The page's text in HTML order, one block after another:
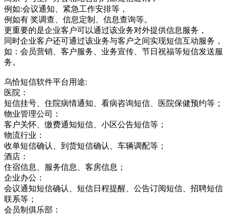
例如:会议通知、紧急工作安排等，
例如有 奖调查、信息定制、信息查询等。
更重要的是企业客户可以通过该业务对外提供信息服务，
同时企业客户还可通过该业务与客户之间实现短信互动服务，
如：会员营销、客户服务、业务宣传、节日祝福等短信发送服
务。
乌恰短信软件平台用途:
医院：
短信挂号、住院病情通知、看病咨询短信、医院保健预约等；
物业管理公司：
客户关怀、缴费通知短信、小区公告短信等；
物流行业：
收单短信确认、到货短信确认、车辆调配等；
酒店：
住宿信息、服务信息、客房信息；
企业办公：
会议通知短信确认、短信日程提醒、公告订阅短信、招聘短信
联系等；
会员制俱乐部：